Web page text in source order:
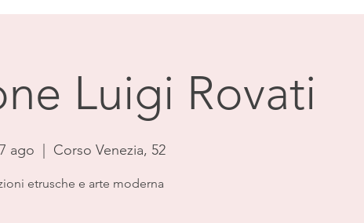
Luigi Rovati
ago Corso Venezia, 52
etrusche e arte moderna